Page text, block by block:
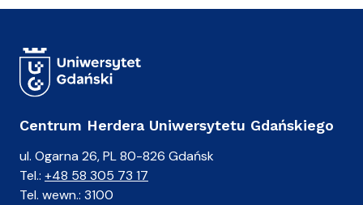
Centrum Herdera Uniwersytetu Gdańskiego
ul. Ogarna 26, PL 80-826 Gdańsk
Tel.: +48 58 305 73 17
Tel. wewn.: 3100